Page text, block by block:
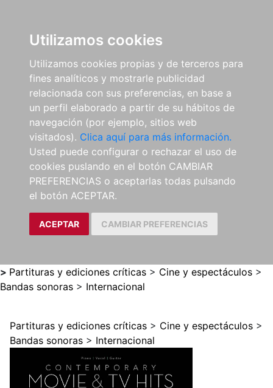
Utilizamos cookies
Utilizamos cookies propias y de terceros para
fines analíticos y mostrarle publicidad
relacionada con sus preferencias, en base a
un perfil elaborado a partir de su hábitos de
navegación (por ejemplo, sitios web
visitados). Clica aquí para más información.
Usted puede configurar o rechazar el uso de
cookies puslando en el botón CAMBIAR
PREFERENCIAS o aceptarlas todas pulsando
el botón ACEPTAR.
ACEPTAR CAMBIAR PREFERENCIAS
> Partituras y ediciones críticas > Cine y espectáculos >
Bandas sonoras > Internacional
Partituras y ediciones críticas > Cine y espectáculos >
Bandas sonoras > Internacional